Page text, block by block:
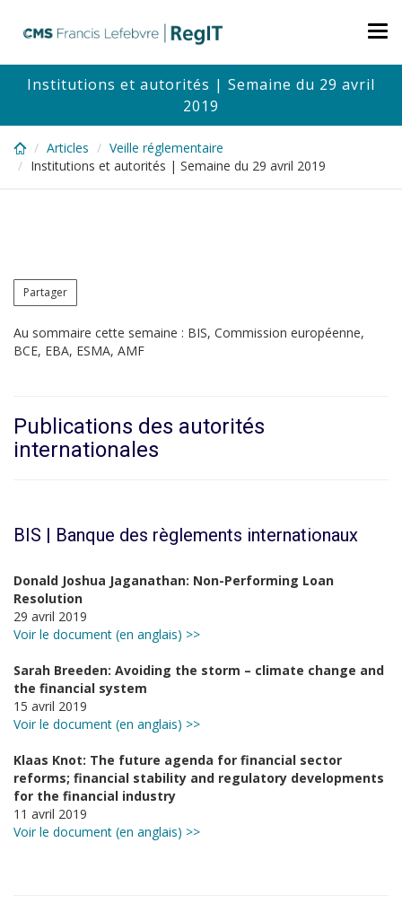
content
Institutions et autorités | Semaine du 29 avril
2019
Articles
Veille réglementaire
Institutions et autorités | Semaine du 29 avril 2019
Partager
Au sommaire cette semaine : BIS, Commission européenne,
BCE, EBA, ESMA, AMF
Publications des autorités
internationales
BIS | Banque des règlements internationaux
Donald Joshua Jaganathan: Non-Performing Loan
Resolution
29 avril 2019
Voir le document (en anglais) >>
Sarah Breeden: Avoiding the storm – climate change and
the financial system
15 avril 2019
Voir le document (en anglais) >>
Klaas Knot: The future agenda for financial sector
reforms; financial stability and regulatory developments
for the financial industry
11 avril 2019
Voir le document (en anglais) >>